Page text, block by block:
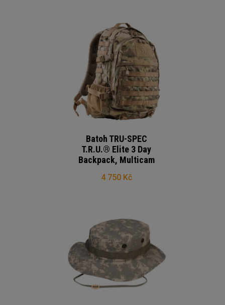
Batoh TRU-SPEC
T.R.U.® Elite 3 Day
Backpack, Multicam
4 750 Kč